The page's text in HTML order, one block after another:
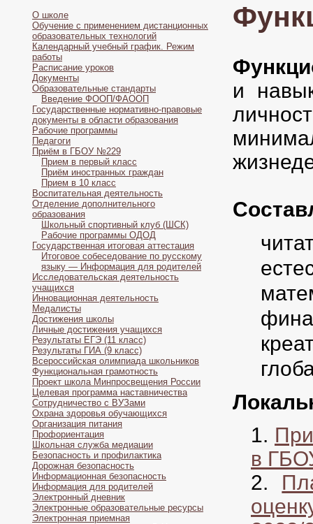
О школе
Обучение с применением дистанционных
образовательных технологий
Календарный учебный график. Режим
работы
Расписание уроков
Документы
Образовательные стандарты
Введение ФООП/ФАООП
Государственные нормативно-правовые
документы в области образования
Рабочие программы
Педагоги
Приём в ГБОУ №229
Прием в первый класс
Приём иностранных граждан
Прием в 10 класс
Воспитательная деятельность
Отделение дополнительного
образования
Школьный спортивный клуб (ШСК)
Рабочие программы ОДОД
Государственная итоговая аттестация
Итоговое собеседование по русскому
языку — Информация для родителей
Исследовательская деятельность
учащихся
Инновационная деятельность
Медалисты
Достижения школы
Личные достижения учащихся
Результаты ЕГЭ (11 класс)
Результаты ГИА (9 класс)
Всероссийская олимпиада школьников
Функциональная грамотность
Проект школа Минпросвещения России
Целевая программа наставничества
Сотрудничество с ВУЗами
Охрана здоровья обучающихся
Организация питания
Профориентация
Школьная служба медиации
Безопасность и профилактика
Дорожная безопасность
Информационная безопасность
Информация для родителей
Электронный дневник
Электронные образовательные ресурсы
Электронная приемная
и
в